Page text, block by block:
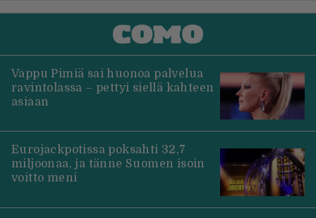
Vappu Pimiä sai huonoa palvelua
ravintolassa – pettyi siellä kahteen
asiaan
Eurojackpotissa poksahti 32,7
miljoonaa, ja tänne Suomen isoin
voitto meni